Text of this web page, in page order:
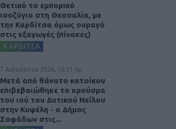
Θετικό το εμπορικό
ισοζύγιο στη Θεσσαλία, με
την Καρδίτσα όμως ουραγό
στις εξαγωγές (πίνακες)
ΚΑΡΔΙΤΣΑ
7 Αυγούστου 2026, 10:21 πμ
Μετά από θάνατο κατοίκου
επιβεβαιώθηκε το κρούσμα
του ιού του Δυτικού Νείλου
στην Κυψέλη - ο Δήμος
Σοφάδων στις...